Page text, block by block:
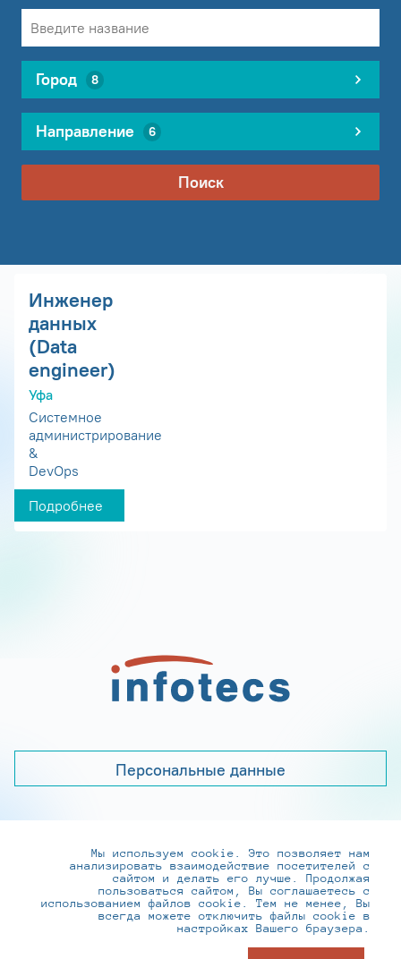
Город 8
Направление 6
Поиск
Инженер
данных
(Data
engineer)
Уфа
Системное
администрирование
&
DevOps
Подробнее
Персональные данные
+7 (495) 737-6192, 8-800-250-0-260
practice@infotecs.ru,hr@infotecs.ru
127273, г. Москва, Отрадная ул., 2Б строение 1
Мы используем cookie. Это позволяет нам
анализировать взаимодействие посетителей с
сайтом и делать его лучше. Продолжая
пользоваться сайтом, Вы соглашаетесь с
использованием файлов cookie. Тем не менее, Вы
всегда можете отключить файлы cookie в
настройках Вашего браузера.